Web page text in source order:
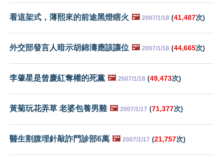
看這架式，薄熙來的前途黑燈瞎火 🖼️ 2007/1/18 (41,487次)
外交部發言人暗示胡錦濤應該讓位 🖼️ 2007/1/18 (44,665次)
李肇星是曾慶紅奪權的死黨 🖼️ 2007/1/18 (49,473次)
黃菊玩花弄草 老婆包養男雞 🖼️ 2007/1/17 (71,377次)
醫生割腹埋針敲詐門診部6萬 🖼️ 2007/1/17 (21,757次)